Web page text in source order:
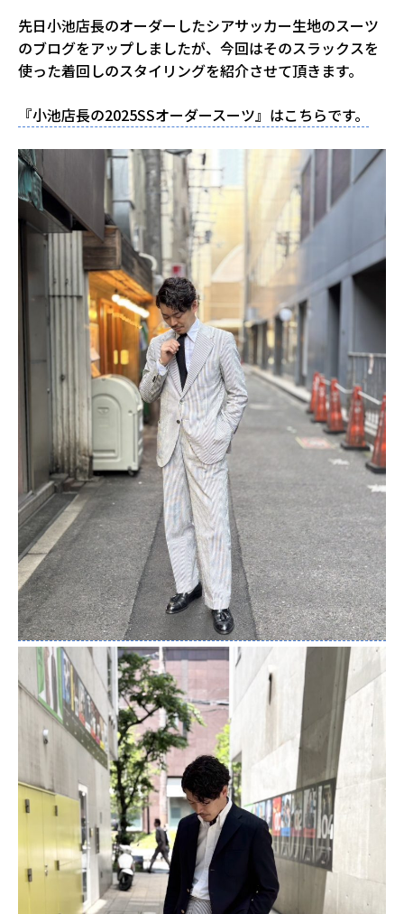
先日小池店長のオーダーしたシアサッカー生地のスーツ
のブログをアップしましたが、今回はそのスラックスを
使った着回しのスタイリングを紹介させて頂きます。
『小池店長の2025SSオーダースーツ』はこちらです。